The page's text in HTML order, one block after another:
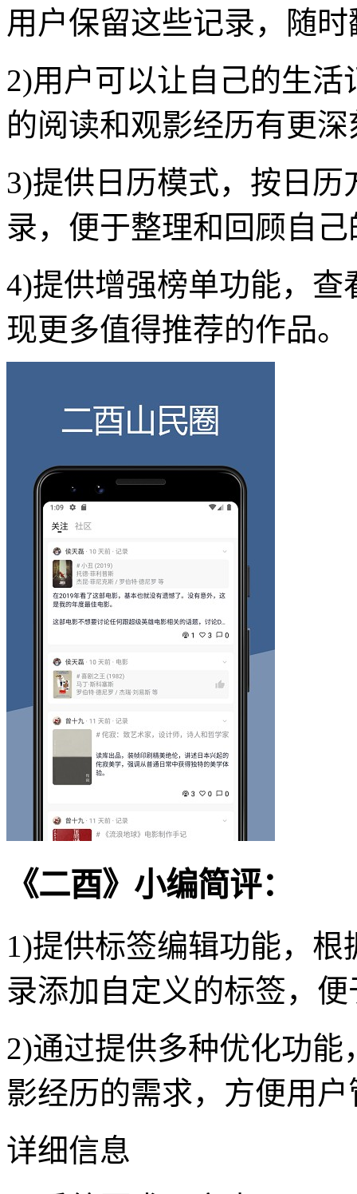
用户保留这些记录，随
2)用户可以让自己的生
的阅读和观影经历有更
3)提供日历模式，按日
录，便于整理和回顾自
4)提供增强榜单功能，
现更多值得推荐的作品。
《二酉》小编简评：
1)提供标签编辑功能，
录添加自定义的标签，
2)通过提供多种优化功
影经历的需求，方便用
详细信息